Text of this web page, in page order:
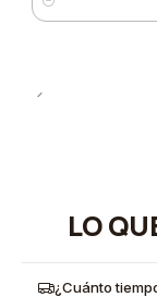
Cantidad
LO
¿Cuánto